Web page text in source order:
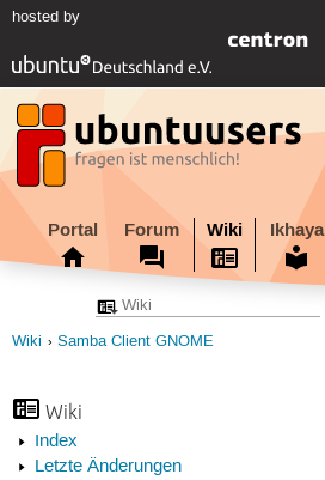
hosted by
Portal Forum Wiki Ikhaya
Wiki Samba Client GNOME
Wiki
Index
Letzte Änderungen